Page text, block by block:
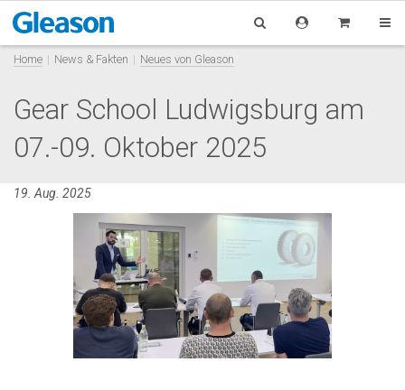
Home News & Fakten Neues von Gleason
Gear School Ludwigsburg am
07.-09. Oktober 2025
19. Aug. 2025